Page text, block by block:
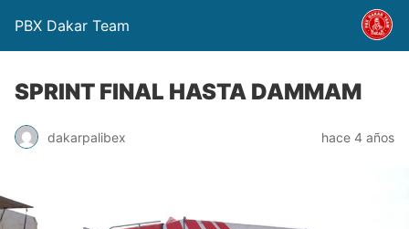
PBX Dakar Team
SPRINT FINAL HASTA DAMMAM
dakarpalibex hace 4 años